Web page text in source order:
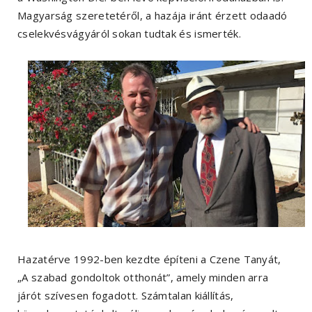
Magyarság szeretetéről, a hazája iránt érzett odaadó
cselekvésvágyáról sokan tudtak és ismerték.
Hazatérve 1992-ben kezdte építeni a Czene Tanyát,
„A szabad gondoltok otthonát”, amely minden arra
járót szívesen fogadott. Számtalan kiállítás,